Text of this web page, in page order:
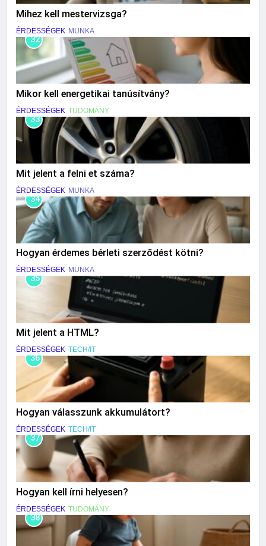
Mihez kell mestervizsga?
ÉRDESSÉGEK MUNKA
32
Mikor kell energetikai tanúsítvány?
ÉRDESSÉGEK TUDOMÁNY
33
Mit jelent a felni et száma?
ÉRDESSÉGEK MUNKA
34
Hogyan érdemes bérleti szerződést kötni?
ÉRDESSÉGEK MUNKA
35
Mit jelent a HTML?
ÉRDESSÉGEK TECH/IT
36
Hogyan válasszunk akkumulátort?
ÉRDESSÉGEK TECH/IT
37
Hogyan kell írni helyesen?
ÉRDESSÉGEK TUDOMÁNY
38